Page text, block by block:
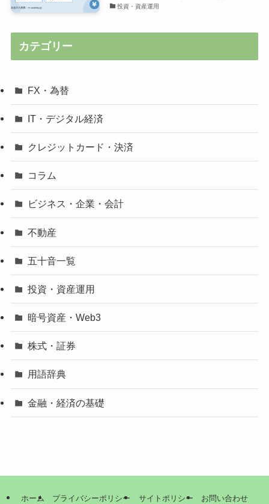
投資・資産運用
カテゴリー
FX・為替
IT・デジタル経済
クレジットカード・決済
コラム
ビジネス・企業・会計
不動産
五十音一覧
投資・資産運用
暗号資産・Web3
株式・証券
用語辞典
金融・経済の基礎
ホーム プライバシーポリシー サイトポリシー お問い合わせ